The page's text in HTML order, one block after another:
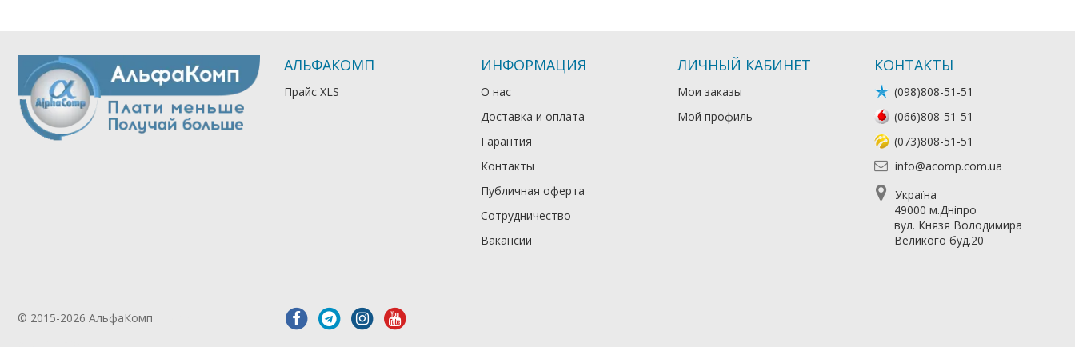
АЛЬФАКОМП
Прайс XLS
ИНФОРМАЦИЯ
О нас
Доставка и оплата
Гарантия
Контакты
Публичная оферта
Сотрудничество
Вакансии
ЛИЧНЫЙ КАБИНЕТ
Мои заказы
Мой профиль
КОНТАКТЫ
(098)808-51-51
(066)808-51-51
(073)808-51-51
info@acomp.com.ua
Україна
49000 м.Дніпро
вул. Князя Володимира
Великого буд.20
© 2015-2026 АльфаКомп